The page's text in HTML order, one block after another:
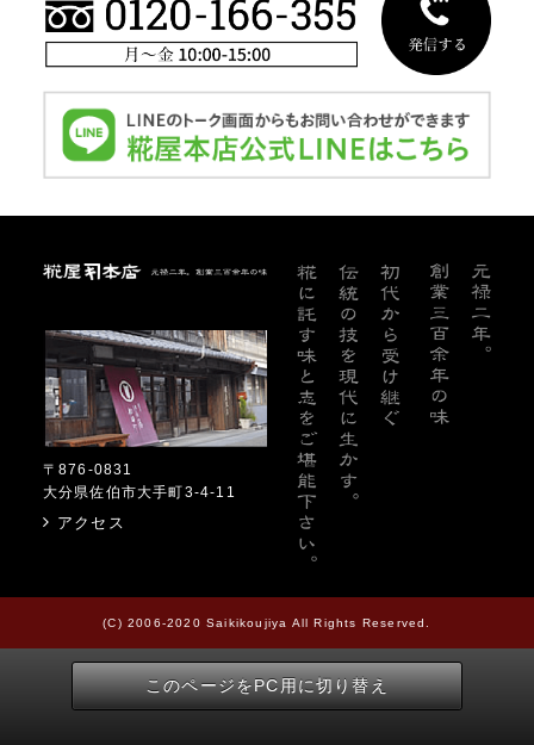
糀屋本店
〒876-0831
大分県佐伯市大手町3-4-11
アクセス
(C) 2006-2020 Saikikoujiya All Rights Reserved.
このページをPC用に切り替え